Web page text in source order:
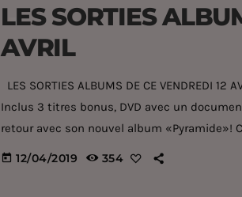
LES SORTIES
AVRIL
LES SORTIES ALBUMS DE CE VENDREDI
Inclus 3 titres bonus, DVD avec un
retour avec son nouvel album «Pyramide»!
an d’absence, le performer revient avec un
today 12/04/2019 354